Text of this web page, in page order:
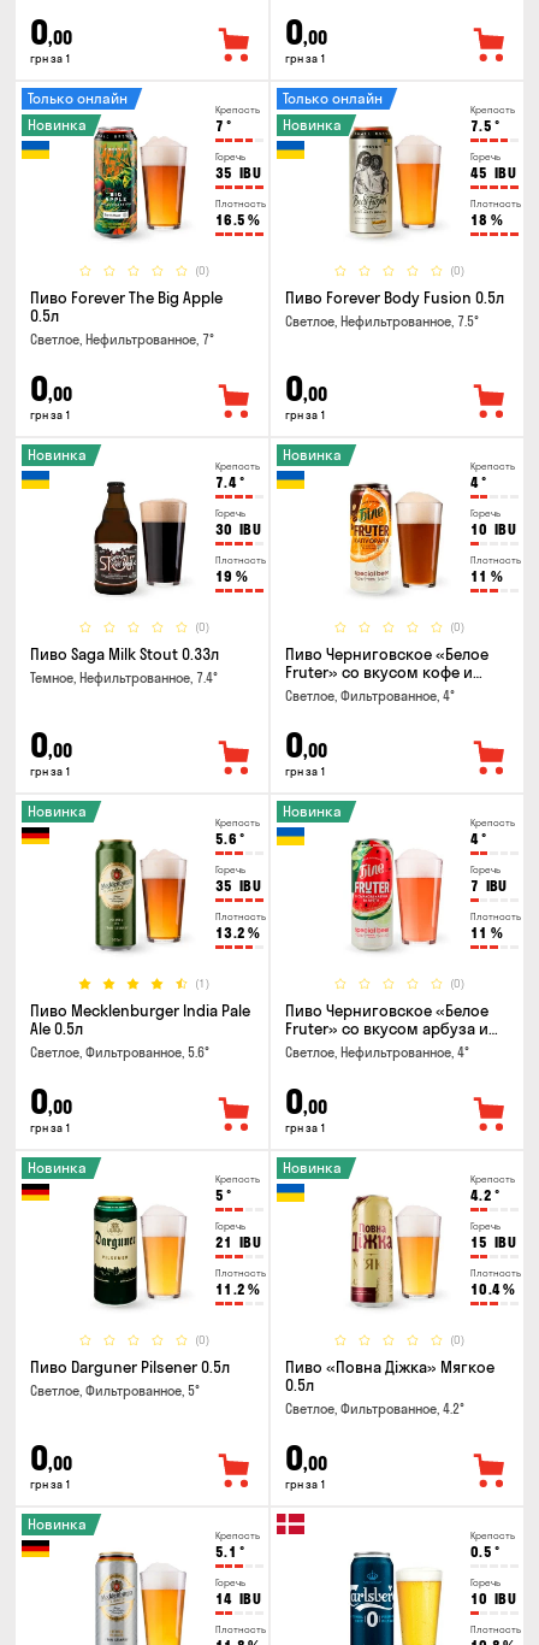
0,00
грн за 1
0,00
грн за 1
Крепость
7 °
Горечь
35 IBU
Плотность
16.5 %
(0)
Только онлайн
Новинка
Пиво Forever The Big Apple
0.5л
Светлое, Нефильтрованное, 7°
0,00
грн за 1
Крепость
7.5 °
Горечь
45 IBU
Плотность
18 %
(0)
Только онлайн
Новинка
Пиво Forever Body Fusion 0.5л
Светлое, Нефильтрованное, 7.5°
0,00
грн за 1
Крепость
7.4°
Горечь
30 IBU
Плотность
19 %
(0)
Новинка
Пиво Saga Milk Stout 0.33л
Темное, Нефильтрованное, 7.4°
0,00
грн за 1
Крепость
4°
Горечь
10 IBU
Плотность
11 %
(0)
Новинка
Пиво Черниговское «Белое
Fruter» со вкусом кофе и
апельсина 0.5 л
Светлое, Фильтрованное, 4°
0,00
грн за 1
Крепость
5.6 °
Горечь
35 IBU
Плотность
13.2 %
(1)
Новинка
Пиво Mecklenburger India Pale
Ale 0.5л
Светлое, Фильтрованное, 5.6°
0,00
грн за 1
Крепость
4°
Горечь
7 IBU
Плотность
11 %
(0)
Новинка
Пиво Черниговское «Белое
Fruter» со вкусом арбуза и
мяты 0.5л
Светлое, Нефильтрованное, 4°
0,00
грн за 1
Крепость
5 °
Горечь
21 IBU
Плотность
11.2 %
(0)
Новинка
Пиво Darguner Pilsener 0.5л
Светлое, Фильтрованное, 5°
0,00
грн за 1
Крепость
4.2 °
Горечь
15 IBU
Плотность
10.4%
(0)
Новинка
Пиво «Повна Діжка» Мягкое
0.5л
Светлое, Фильтрованное, 4.2°
0,00
грн за 1
Крепость
5.1 °
Горечь
14 IBU
Плотность
Новинка
Крепость
0.5 °
Горечь
10 IBU
Плотность